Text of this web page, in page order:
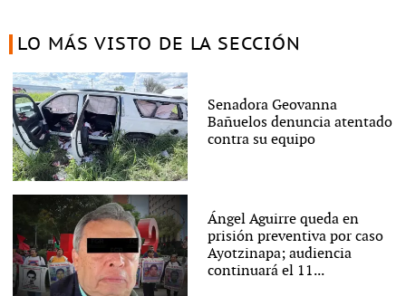
LO MÁS VISTO DE LA SECCIÓN
Senadora Geovanna
Bañuelos denuncia atentado
contra su equipo
Ángel Aguirre queda en
prisión preventiva por caso
Ayotzinapa; audiencia
continuará el 11...